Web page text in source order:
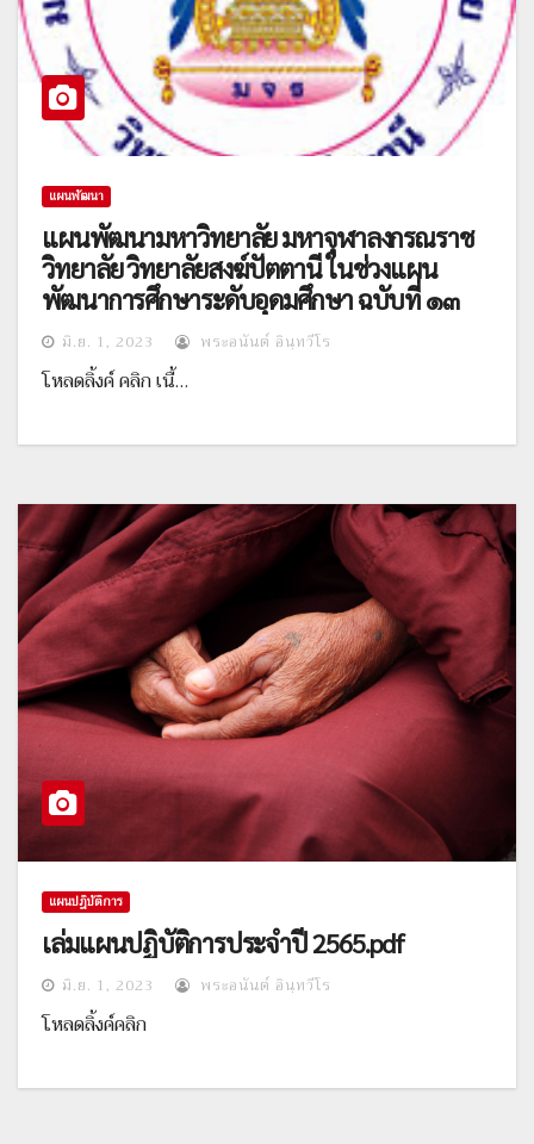
แผนพัฒนา
แผนพัฒนามหาวิทยาลัย มหาจุฬาลงกรณราช
วิทยาลัย วิทยาลัยสงฆ์ปัตตานี ในช่วงแผน
พัฒนาการศึกษาระดับอุดมศึกษา ฉบับที่ ๑๓
มิ.ย. 1, 2023 พระอนันต์ อินฺทวีโร
โหลดลิ้งค์ คลิก เนื้…
แผนปฎิบัติการ
เล่มแผนปฏิบัติการประจำปี 2565.pdf
มิ.ย. 1, 2023 พระอนันต์ อินฺทวีโร
โหลดลิ้งค์คลิก